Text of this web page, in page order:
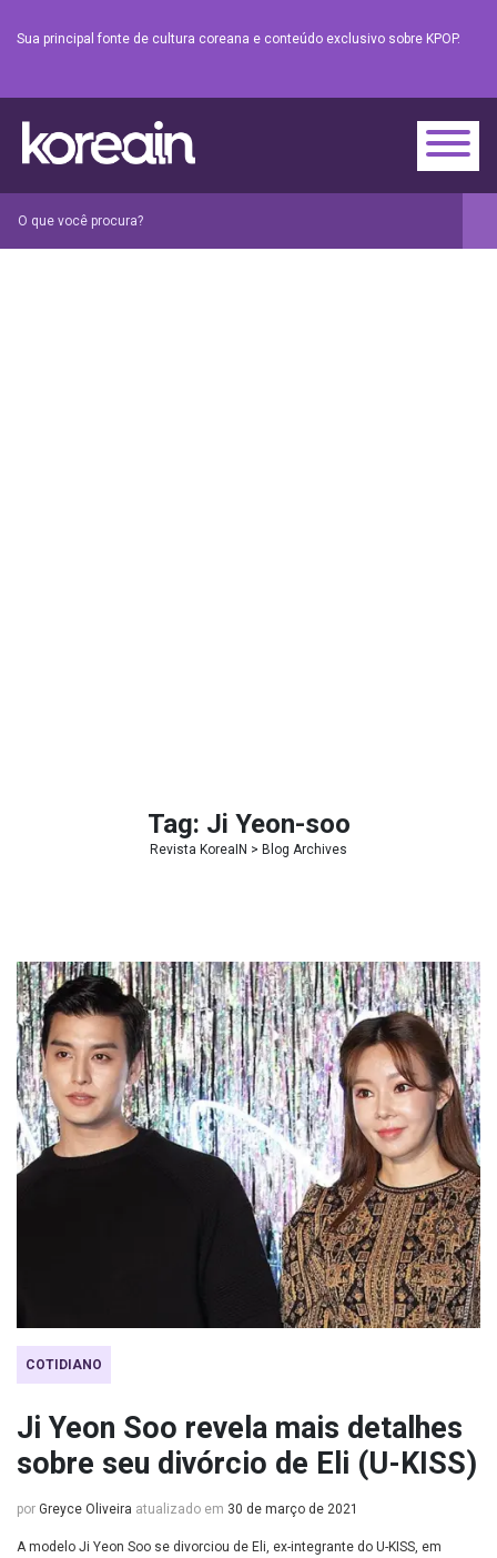
Sua principal fonte de cultura coreana e conteúdo exclusivo sobre KPOP.
Tag: Ji Yeon-soo
Revista KoreaIN > Blog Archives
COTIDIANO
Ji Yeon Soo revela mais detalhes
sobre seu divórcio de Eli (U-KISS)
por Greyce Oliveira atualizado em 30 de março de 2021
A modelo Ji Yeon Soo se divorciou de Eli, ex-integrante do U-KISS, em